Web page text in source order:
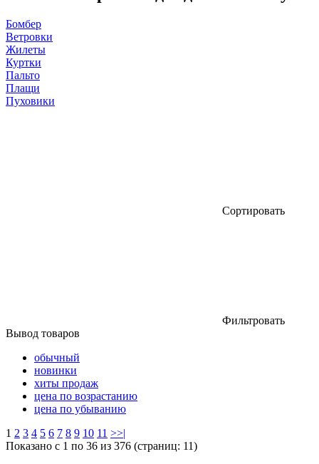
Бомбер
Ветровки
Жилеты
Куртки
Пальто
Плащи
Пуховики
Сортировать
Фильтровать
Вывод товаров
обычный
новинки
хиты продаж
цена по возрастанию
цена по убыванию
1 2 3 4 5 6 7 8 9 10 11 >>|
Показано с 1 по 36 из 376 (страниц: 11)